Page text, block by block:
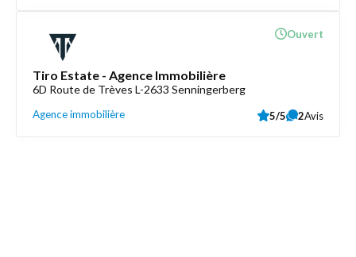
Tiro Estate - Agence Immobilière
6D Route de Trèves L-2633 Senningerberg
Agence immobilière
Ouvert
5/5 2Avis